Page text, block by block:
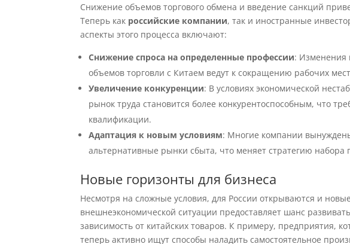
Снижение объемов торгового обмена и введение санкций
Теперь как российские компании, так и иностранные
аспекты этого процесса включают:
Снижение спроса на определенные профессии: Изменения
объемов торговли с Китаем ведут к сокращению рабочих
Увеличение конкуренции: В условиях экономической
рынок труда становится более конкурентоспособным, что
квалификации.
Адаптация к новым условиям: Многие компании
альтернативные рынки сбыта, что меняет стратегию набора
Новые горизонты для бизнеса
Несмотря на сложные условия, для России открываются и
внешнеэкономической ситуации предоставляет шанс развивать
зависимость от китайских товаров. К примеру, предприятия,
теперь активно ищут способы наладить самостоятельное